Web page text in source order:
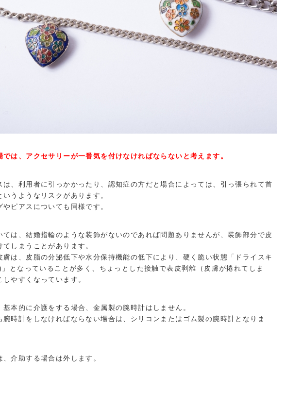
では、アクセサリーが一番気を付けなければならないと考えます。
は、利用者に引っかかったり、認知症の方だと場合によっては、引っ張られて首
いうようなリスクがあります。
やピアスについても同様です。
ては、結婚指輪のような装飾がないのであれば問題ありませんが、装飾部分で皮
てしまうことがあります。
膚は、皮脂の分泌低下や水分保持機能の低下により、硬く脆い状態「ドライスキ
となっていることが多く、ちょっとした接触で表皮剥離（皮膚が捲れてしま
しやすくなっています。
基本的に介護をする場合、金属製の腕時計はしません。
腕時計をしなければならない場合は、シリコンまたはゴム製の腕時計となりま
、介助する場合は外します。